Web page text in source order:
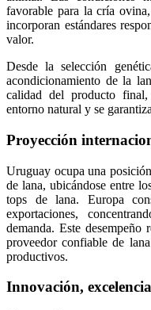
favorable para la cría
incorporan estándares
valor.
Desde la selección
acondicionamiento de la
calidad del producto
entorno natural y se
Proyección
Uruguay ocupa una
de lana, ubicándose entre
tops de lana. Europa
exportaciones,
demanda. Este
proveedor confiable de
productivos.
Innovación,